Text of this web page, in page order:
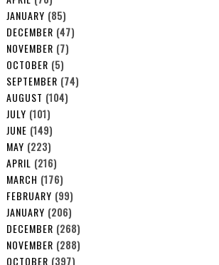
JANUARY (85)
DECEMBER (47)
NOVEMBER (7)
OCTOBER (5)
SEPTEMBER (74)
AUGUST (104)
JULY (101)
JUNE (149)
MAY (223)
APRIL (216)
MARCH (176)
FEBRUARY (99)
JANUARY (206)
DECEMBER (268)
NOVEMBER (288)
OCTOBER (397)